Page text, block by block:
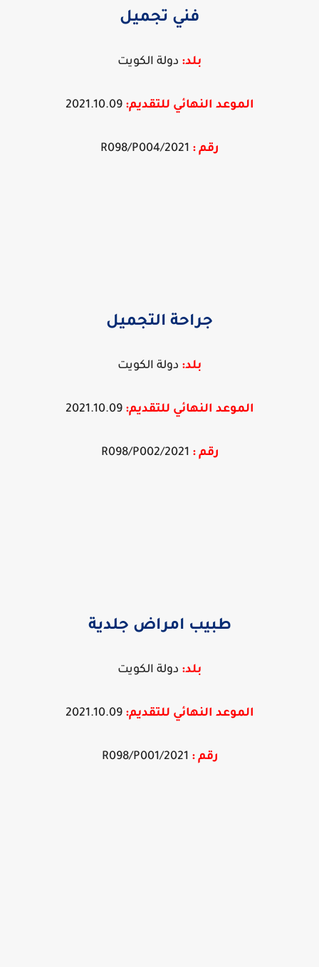
فني تجميل
بلد:دولة الكويت
الموعد النهائي لل تقديم:2021.10.09
رقم :2021/R098/P004
جراحة التجميل
بلد:دولة الكويت
الموعد النهائيللتقديم:2021.10.09
رقم :2021/R098/P002
طبيب امراض جلدية
بلد:دولة الكويت
الموعد النهائي لل تقديم:2021.10.09
رقم :2021/R098/P001